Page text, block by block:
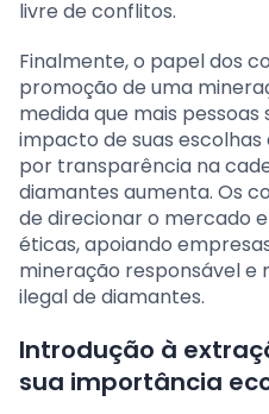
livre de conflitos.
Finalmente, o papel dos
promoção de uma
medida que mais
impacto de suas
por transparência na
diamantes aumenta. Os
de direcionar o mercado
éticas, apoiando
mineração responsável
ilegal de diamantes.
Introdução à
sua importância